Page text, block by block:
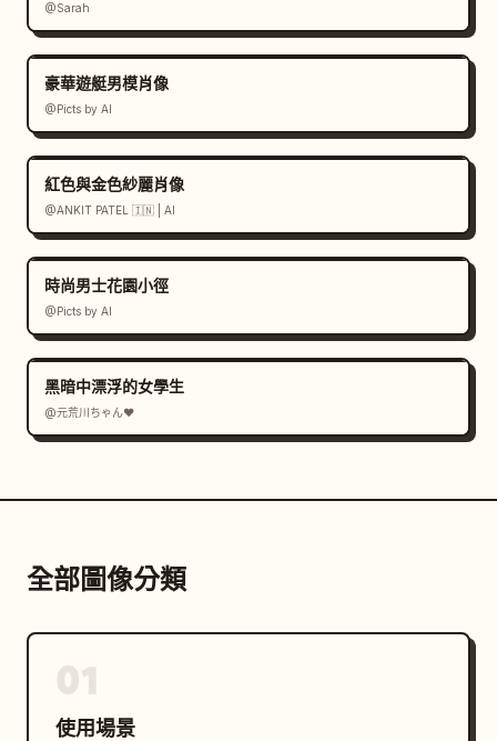
@Sarah
豪華遊艇男模肖像
@Picts by AI
紅色與金色紗麗肖像
@ANKIT PATEL 🇮🇳 | AI
時尚男士花園小徑
@Picts by AI
黑暗中漂浮的女學生
@元荒川ちゃん❤
全部圖像分類
使用場景